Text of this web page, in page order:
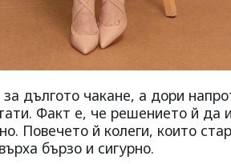
дългото чакане, а дори
Факт е, че решението й да
Повечето й колеги, които
бързо и сигурно.